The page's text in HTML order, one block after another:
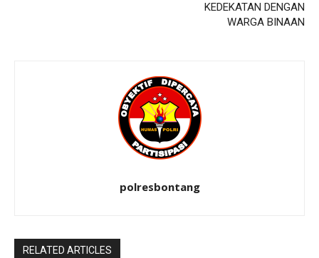
KEDEKATAN DENGAN
WARGA BINAAN
polresbontang
RELATED ARTICLES